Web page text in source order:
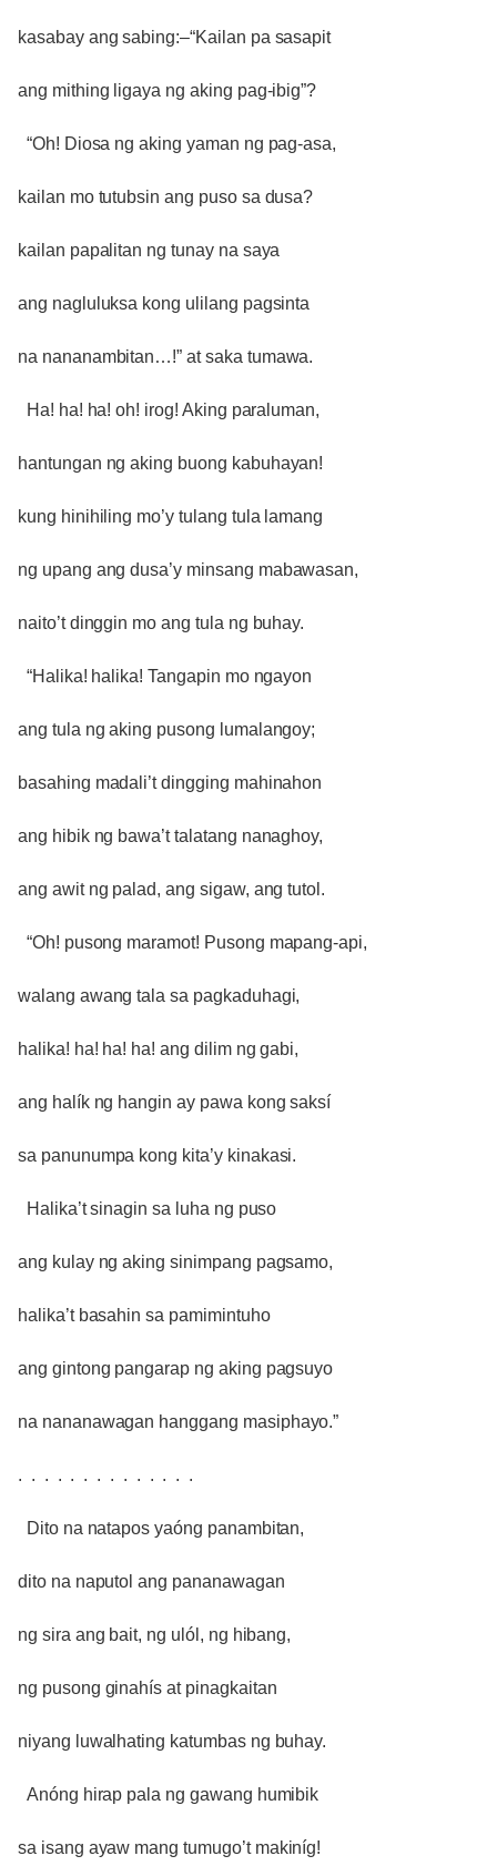
kasabay ang sabing:–“Kailan pa sasapit
ang mithing ligaya ng aking pag-ibig”?
“Oh! Diosa ng aking yaman ng pag-asa,
kailan mo tutubsin ang puso sa dusa?
kailan papalitan ng tunay na saya
ang nagluluksa kong ulilang pagsinta
na nananambitan…!” at saka tumawa.
Ha! ha! ha! oh! irog! Aking paraluman,
hantungan ng aking buong kabuhayan!
kung hinihiling mo’y tulang tula lamang
ng upang ang dusa’y minsang mabawasan,
naito’t dinggin mo ang tula ng buhay.
“Halika! halika! Tangapin mo ngayon
ang tula ng aking pusong lumalangoy;
basahing madali’t dingging mahinahon
ang hibik ng bawa’t talatang nanaghoy,
ang awit ng palad, ang sigaw, ang tutol.
“Oh! pusong maramot! Pusong mapang-api,
walang awang tala sa pagkaduhagi,
halika! ha! ha! ha! ang dilim ng gabi,
ang halík ng hangin ay pawa kong saksí
sa panunumpa kong kita’y kinakasi.
Halika’t sinagin sa luha ng puso
ang kulay ng aking sinimpang pagsamo,
halika’t basahin sa pamimintuho
ang gintong pangarap ng aking pagsuyo
na nananawagan hanggang masiphayo.”
. . . . . . . . . . . . . .
Dito na natapos yaóng panambitan,
dito na naputol ang pananawagan
ng sira ang bait, ng ulól, ng hibang,
ng pusong ginahís at pinagkaitan
niyang luwalhating katumbas ng buhay.
Anóng hirap pala ng gawang humibik
sa isang ayaw mang tumugo’t makiníg!